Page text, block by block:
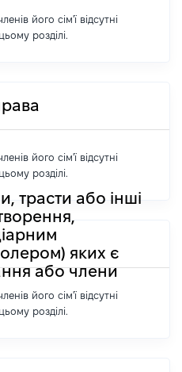
його сім'ї відсутні
розділі.
його сім'ї відсутні
розділі.
трасти або інші
яких є
або члени
його сім'ї відсутні
розділі.